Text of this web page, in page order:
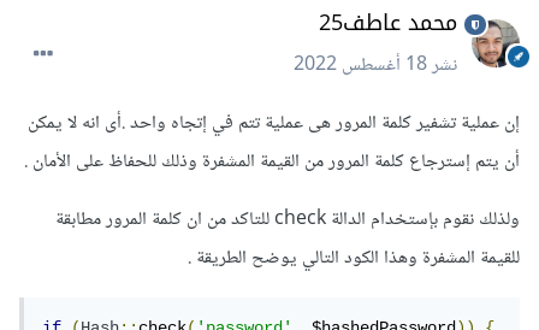
محمد عاطف25
نشر18 أغسطس 2022
إن عملية تشفير كلمة المرور هى عملية تتم في إتجاه واحد .أى انه لا يمكن
أن يتم إسترجاع كلمة المرور من القيمة المشفرة وذلك للحفاظ على الأمان .
ولذلك نقوم بإستخدام الدالة check للتاكد من ان كلمة المرور مطابقة
للقيمة المشفرة وهذا الكود التالي يوضح الطريقة .